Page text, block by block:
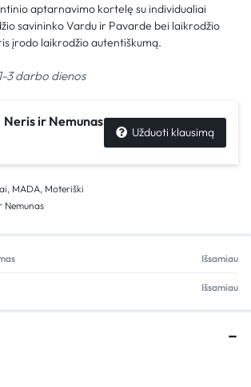
aptarnavimo kortelę su individualiai
savininko Vardu ir Pavarde bei laikrodžio
įrodo laikrodžio autentiškumą.
3 darbo dienos
Neris ir Nemunas
Užduoti klausimą
, MADA, Moteriški
Nemunas
Išsamiau
Išsamiau